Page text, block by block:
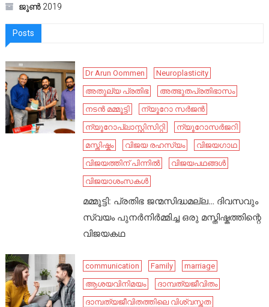
ജൂൺ 2019
Posts
Dr Arun Oommen
Neuroplasticity
അതുല്യ പ്രതിഭ
അത്ഭുതപ്രതിഭാസം
നടൻ മമ്മൂട്ടി
ന്യൂറോ സർജൻ
ന്യൂറോപ്ലാസ്റ്റിസിറ്റി
ന്യൂറോസർജറി
മസ്തിഷ്കം
വിജയ രഹസ്യം
വിജയഗാഥ
വിജയത്തിന് പിന്നിൽ
വിജയപഥങ്ങൾ
വിജയാശംസകൾ
മമ്മൂട്ടി: പ്രതിഭ ജന്മസിദ്ധമല്ല… ദിവസവും
സ്വയം പുനർനിർമ്മിച്ച ഒരു മസ്തിഷ്കത്തിന്റെ
വിജയകഥ
communication Family
marriage
ആശയവിനിമയം
ദാമ്പത്യജീവിതം
ദാമ്പത്യജീവിതത്തിലെ വിശ്വസ്തത